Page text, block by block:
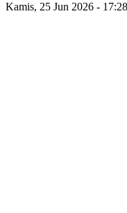
Kamis, 25 Jun 2026 -